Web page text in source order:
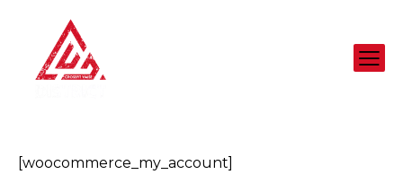
[woocommerce_my_account]